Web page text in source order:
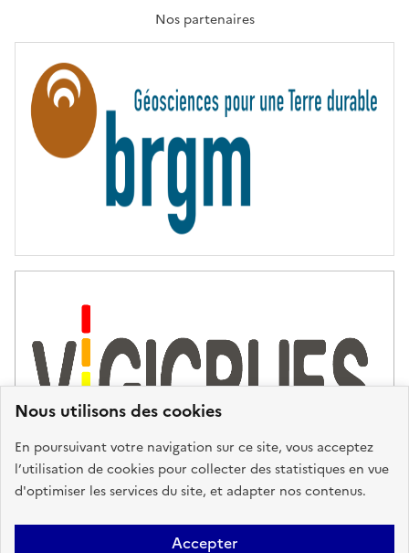
Nous utilisons des cookies
En poursuivant votre navigation sur ce site, vous acceptez
l’utilisation de cookies pour collecter des statistiques en vue
d'optimiser les services du site, et adapter nos contenus.
Accepter
T
R
T
É
Nos partenaires
Plan du site Accessibilité : partiellement conforme Mentions